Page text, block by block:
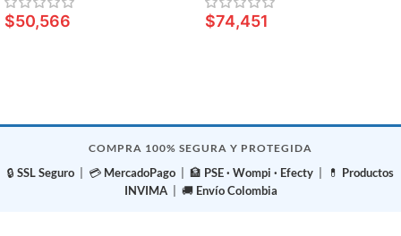
$50,566 $74,451
COMPRA 100% SEGURA Y PROTEGIDA
🔒 SSL Seguro | 💳 MercadoPago | 🏦 PSE · Wompi · Efecty | 💊 Productos
INVIMA| 🚚 Envío Colombia